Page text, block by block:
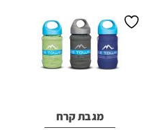
מגבת קרח